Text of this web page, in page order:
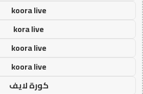
koora live
kora live
koora live
koora live
كورة لايف